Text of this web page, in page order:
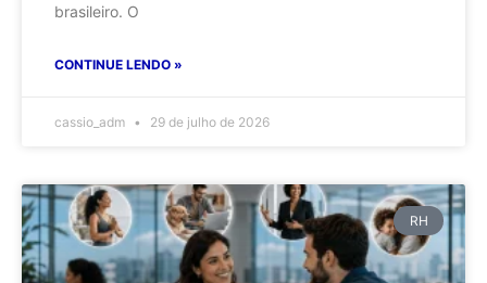
brasileiro. O
CONTINUE LENDO »
cassio_adm 29 de julho de 2026
RH